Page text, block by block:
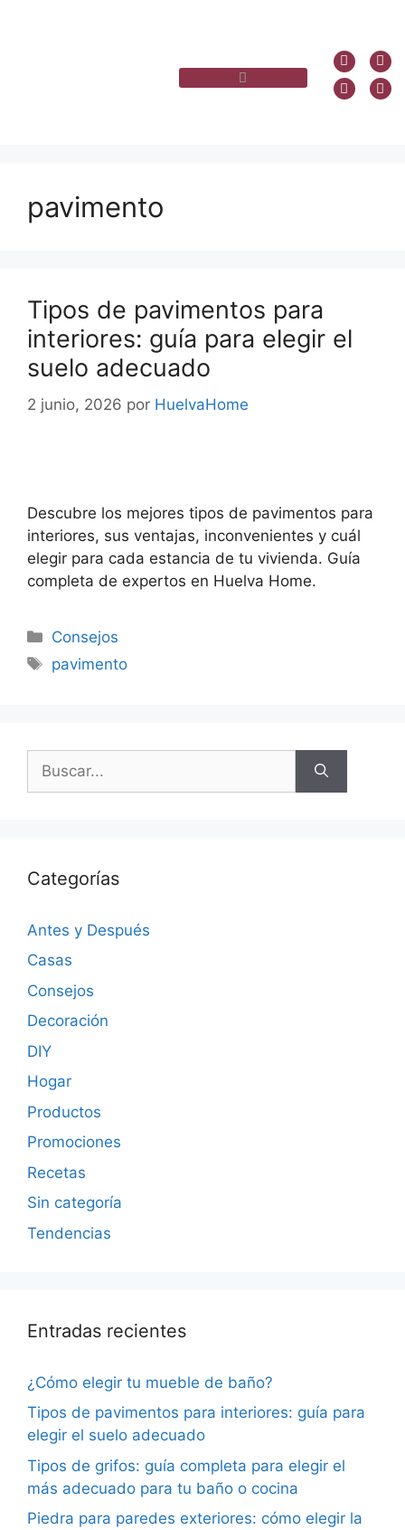
pavimento
Tipos de pavimentos para
interiores: guía para elegir el
suelo adecuado
2 junio, 2026 por HuelvaHome
Descubre los mejores tipos de pavimentos para
interiores, sus ventajas, inconvenientes y cuál
elegir para cada estancia de tu vivienda. Guía
completa de expertos en Huelva Home.
Consejos
pavimento
Categorías
Antes y Después
Casas
Consejos
Decoración
DIY
Hogar
Productos
Promociones
Recetas
Sin categoría
Tendencias
Entradas recientes
¿Cómo elegir tu mueble de baño?
Tipos de pavimentos para interiores: guía para
elegir el suelo adecuado
Tipos de grifos: guía completa para elegir el
más adecuado para tu baño o cocina
Piedra para paredes exteriores: cómo elegir la